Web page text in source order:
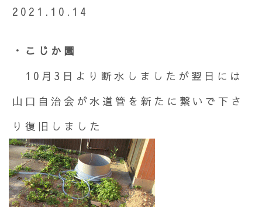
2021.10.14
・こじか園
10月3日より断水しましたが翌日には
山口自治会が水道管を新たに繋いで下さ
り復旧しました